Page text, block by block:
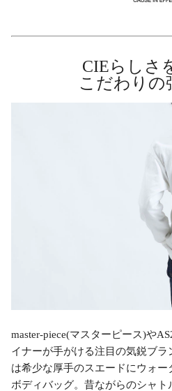
CIEらしさ
こだわりの
master-piece(マスターピース)や
イナーが手がける注目の気鋭ブラ
は希少な厚手のスエードにウォー
ボディバッグ。昔ながらのシャ